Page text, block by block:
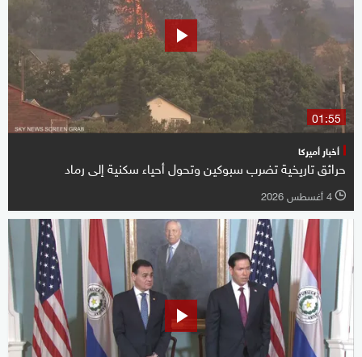
01:55
أخبار أميركا
حرائق تاريخية تضرب سبوكين وتحول أحياء سكنية إلى رماد
l 4 أغسطس 2026